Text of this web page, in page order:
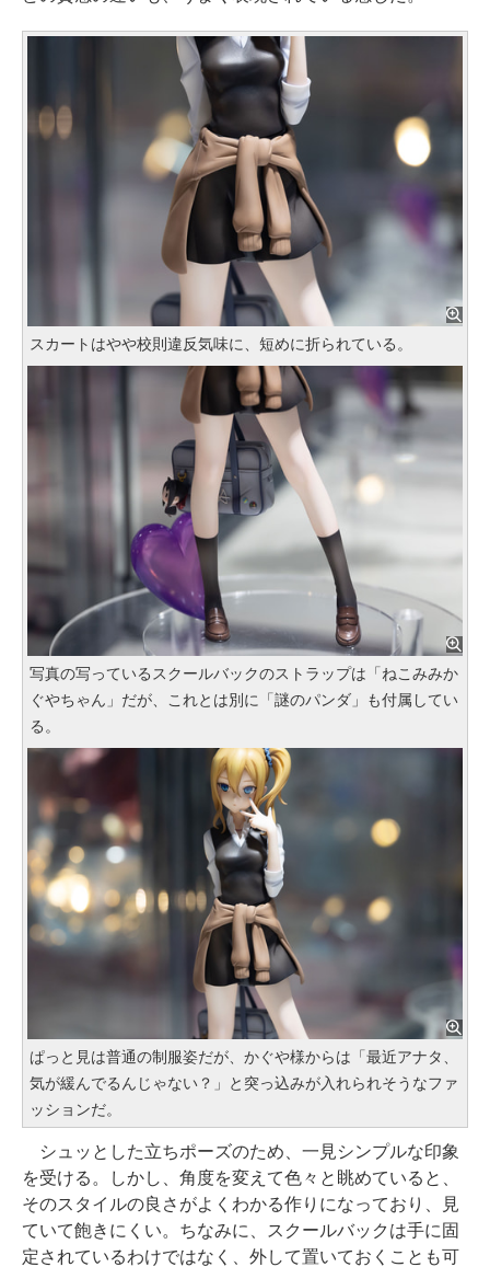
スカートはやや校則違反気味に、短めに折られている。
写真の写っているスクールバックのストラップは「ねこみみか
ぐやちゃん」だが、これとは別に「謎のパンダ」も付属してい
る。
ぱっと見は普通の制服姿だが、かぐや様からは「最近アナタ、
気が緩んでるんじゃない？」と突っ込みが入れられそうなファ
ッションだ。
シュッとした立ちポーズのため、一見シンプルな印象
を受ける。しかし、角度を変えて色々と眺めていると、
そのスタイルの良さがよくわかる作りになっており、見
ていて飽きにくい。ちなみに、スクールバックは手に固
定されているわけではなく、外して置いておくことも可